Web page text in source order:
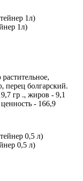
1л)
перец болгарский.
гр ., жиров - 9,1
- 166,9
0,5 л)